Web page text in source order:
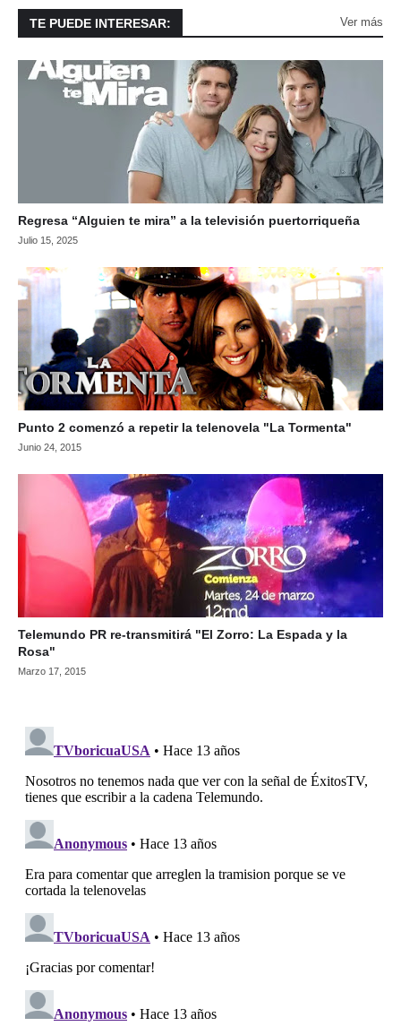
TE PUEDE INTERESAR: Ver más
Regresa “Alguien te mira” a la televisión puertorriqueña
Julio 15, 2025
Punto 2 comenzó a repetir la telenovela "La Tormenta"
Junio 24, 2015
Telemundo PR re-transmitirá "El Zorro: La Espada y la
Rosa"
Marzo 17, 2015